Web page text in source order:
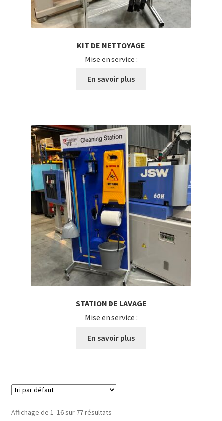
KIT DE NETTOYAGE
Mise en service :
En savoir plus
STATION DE LAVAGE
Mise en service :
En savoir plus
Affichage de 1–16 sur 77 résultats